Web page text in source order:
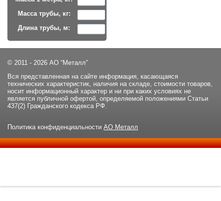
Масса трубы, кг:
Длина трубы, м:
© 2011 - 2026 АО “Металл”
Вся представленная на сайте информация, касающаяся
технических характеристик, наличия на складе, стоимости товаров,
носит информационный характер и ни при каких условиях не
является публичной офертой, определяемой положениями Статьи
437(2) Гражданского кодекса РФ.
Политика конфиденциальности АО Металл